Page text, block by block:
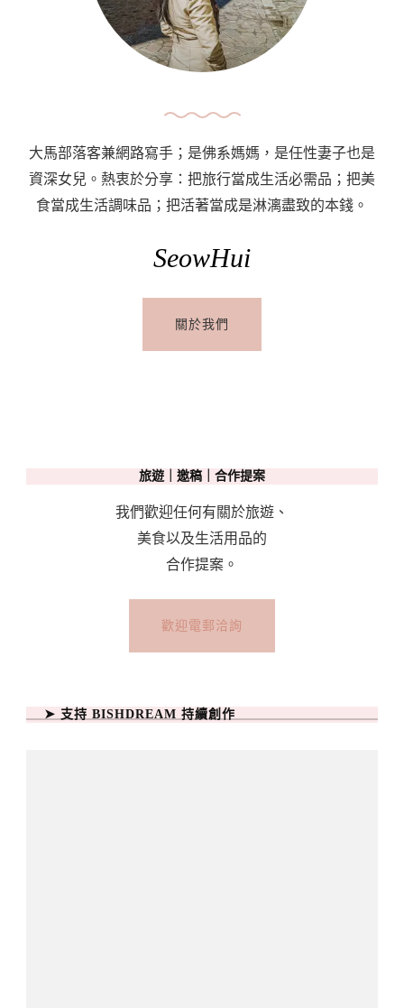
大馬部落客兼網路寫手；是佛系媽媽，是任性妻子也是
資深女兒。熱衷於分享：把旅行當成生活必需品；把美
食當成生活調味品；把活著當成是淋漓盡致的本錢。
SeowHui
關於我們
旅遊｜邀稿｜合作提案
我們歡迎任何有關於旅遊、
美食以及生活用品的
合作提案。
歡迎電郵洽詢
➤ 支持 BISHDREAM 持續創作